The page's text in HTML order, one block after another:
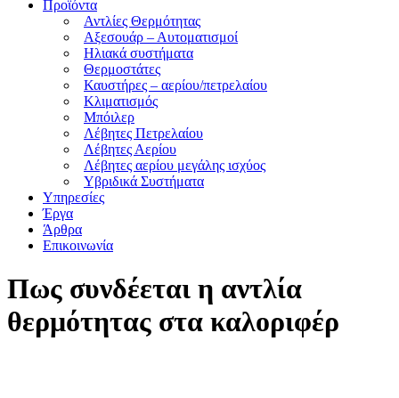
Προϊόντα
Αντλίες Θερμότητας
Αξεσουάρ – Αυτοματισμοί
Ηλιακά συστήματα
Θερμοστάτες
Καυστήρες – αερίου/πετρελαίου
Κλιματισμός
Μπόιλερ
Λέβητες Πετρελαίου
Λέβητες Αερίου
Λέβητες αερίου μεγάλης ισχύος
Υβριδικά Συστήματα
Υπηρεσίες
Έργα
Άρθρα
Επικοινωνία
Πως συνδέεται η αντλία
θερμότητας στα καλοριφέρ